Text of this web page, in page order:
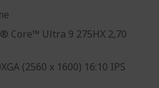
Core™ Ultra 9 275HX 2,70
(2560 x 1600) 16:10 IPS